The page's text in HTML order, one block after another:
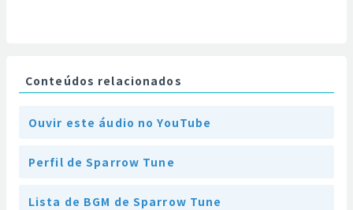
Conteúdos relacionados
Ouvir este áudio no YouTube
Perfil de Sparrow Tune
Lista de BGM de Sparrow Tune